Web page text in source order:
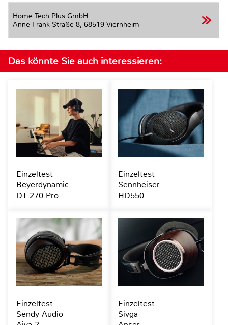
Home Tech Plus GmbH
Anne Frank Straße 8, 68519 Viernheim
Das könnte Sie auch interessieren:
Einzeltest
Beyerdynamic
DT 270 Pro
Einzeltest
Sennheiser
HD550
Einzeltest
Sendy Audio
Einzeltest
Sivga